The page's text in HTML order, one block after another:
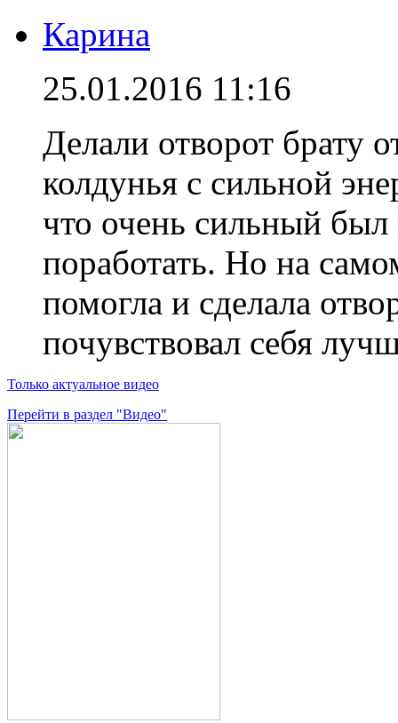
Карина
25.01.2016 11:16
Делали отворот брату
колдунья с сильной
что очень сильный был
поработать. Но на
помогла и сделала
почувствовал себя
Только актуальное видео
Перейти в раздел "Видео"